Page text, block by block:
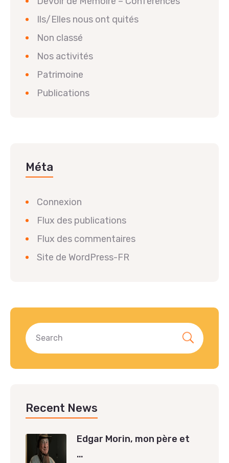
Ils/Elles nous ont quités
Non classé
Nos activités
Patrimoine
Publications
Méta
Connexion
Flux des publications
Flux des commentaires
Site de WordPress-FR
Recent News
Edgar Morin, mon père et
…